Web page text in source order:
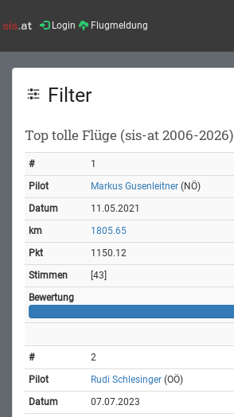
Login Flugmeldung
Filter
Top tolle Flüge (sis-at 2006-2026)
1
Markus Gusenleitner (NÖ)
11.05.2021
1805.65
1150.12
[43]
2
Rudi Schlesinger (OÖ)
07.07.2023